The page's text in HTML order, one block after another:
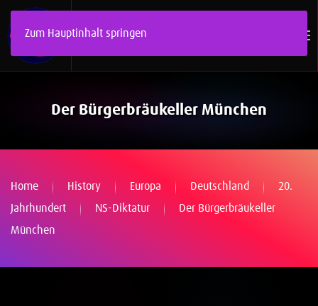
Zum Hauptinhalt springen
Der Bürgerbräukeller München
Home History Europa Deutschland
20.
Jahrhundert
NS-Diktatur
Der Bürgerbräukeller
München